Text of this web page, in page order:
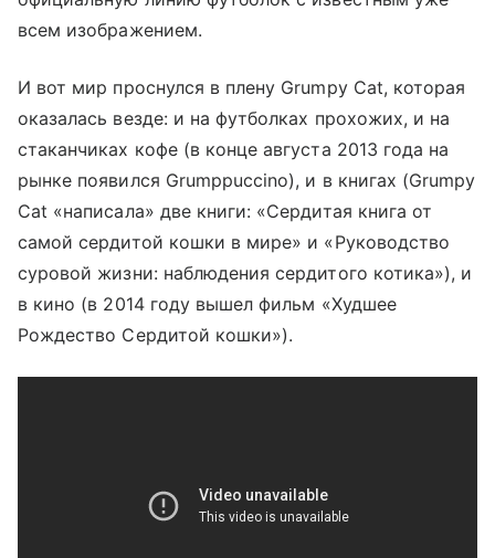
всем изображением.
И вот мир проснулся в плену Grumpy Cat, которая
оказалась везде: и на футболках прохожих, и на
стаканчиках кофе (в конце августа 2013 года на
рынке появился Grumppuccino), и в книгах (Grumpy
Cat «написала» две книги: «Сердитая книга от
самой сердитой кошки в мире» и «Руководство
суровой жизни: наблюдения сердитого котика»), и
в кино (в 2014 году вышел фильм «Худшее
Рождество Сердитой кошки»).